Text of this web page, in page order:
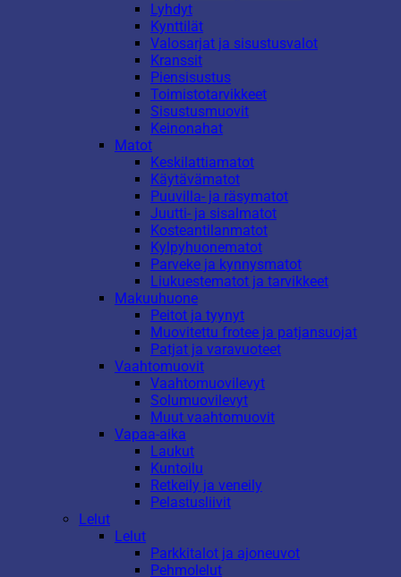
Lyhdyt
Kynttilät
Valosarjat ja sisustusvalot
Kranssit
Piensisustus
Toimistotarvikkeet
Sisustusmuovit
Keinonahat
Matot
Keskilattiamatot
Käytävämatot
Puuvilla- ja räsymatot
Juutti- ja sisalmatot
Kosteantilanmatot
Kylpyhuonematot
Parveke ja kynnysmatot
Liukuestematot ja tarvikkeet
Makuuhuone
Peitot ja tyynyt
Muovitettu frotee ja patjansuojat
Patjat ja varavuoteet
Vaahtomuovit
Vaahtomuovilevyt
Solumuovilevyt
Muut vaahtomuovit
Vapaa-aika
Laukut
Kuntoilu
Retkeily ja veneily
Pelastusliivit
Lelut
Lelut
Parkkitalot ja ajoneuvot
Pehmolelut